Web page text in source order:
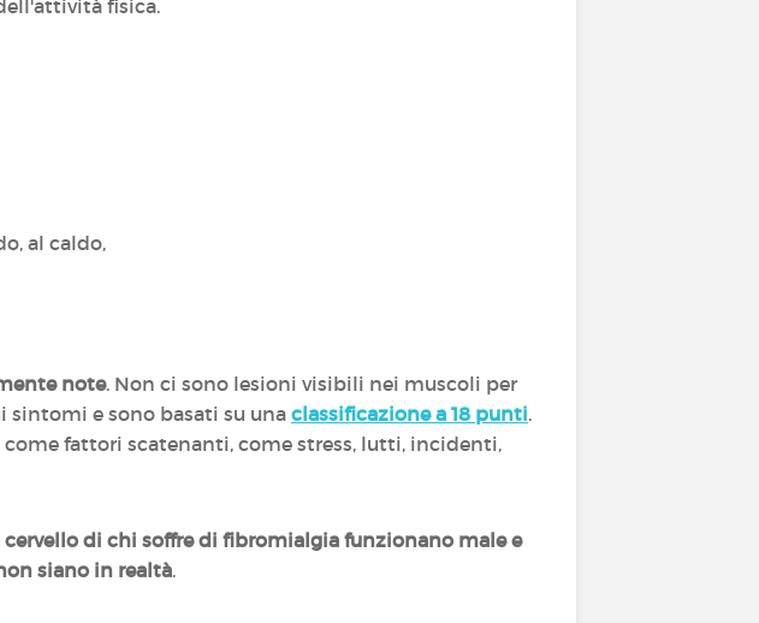
fisica.
al caldo,
note. Non ci sono lesioni visibili nei muscoli per
sintomi e sono basati su unaclassificazione a 18 punti.
fattori scatenanti, come stress, lutti, incidenti,
di chi soffre di fibromialgia funzionano male e
siano in realtà.